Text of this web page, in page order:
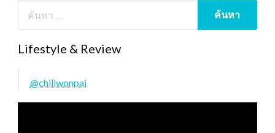
Lifestyle & Review
@chillwonpai